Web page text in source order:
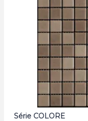
Série COLORE